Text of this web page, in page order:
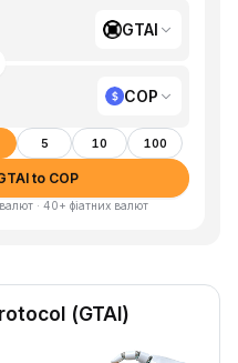
GTAI
COP
5 10 100
to COP
· 40+ фіатних валют
(GTAI)